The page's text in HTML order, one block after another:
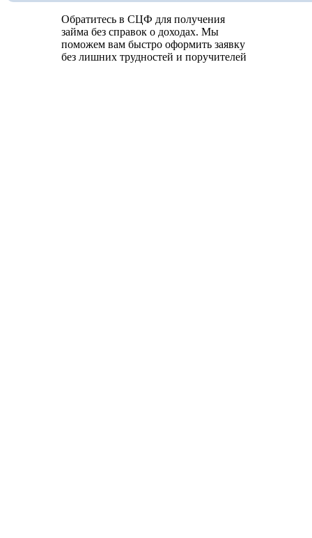
Обратитесь в СЦФ для получения
займа без справок о доходах. Мы
поможем вам быстро оформить заявку
без лишних трудностей и поручителей